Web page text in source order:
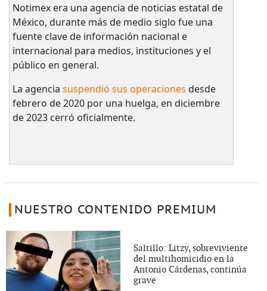
Notimex era una agencia de noticias estatal de
México, durante más de medio siglo fue una
fuente clave de información nacional e
internacional para medios, instituciones y el
público en general.
La agencia suspendió sus operaciones desde
febrero de 2020 por una huelga, en diciembre
de 2023 cerró oficialmente.
NUESTRO CONTENIDO PREMIUM
Saltillo: Litzy, sobreviviente
del multihomicidio en la
Antonio Cárdenas, continúa
grave